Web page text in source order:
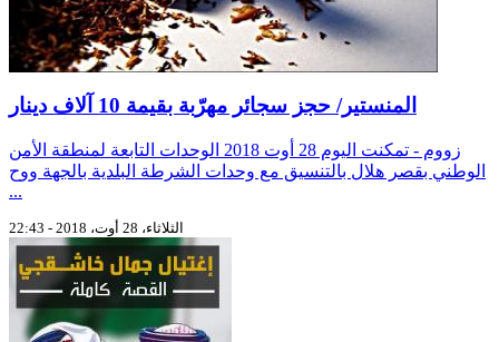
المنستير/ حجز سجائر مهرّبة بقيمة 10 آلاف دينار
زووم - تمكنت اليوم 28 أوت 2018 الوحدات التابعة لمنطقة الأمن
الوطني بقصر هلال بالتنسيق مع وحدات الشرطة البلدية بالجهة ووح
...
الثلاثاء، 28 أوت، 2018 - 22:43